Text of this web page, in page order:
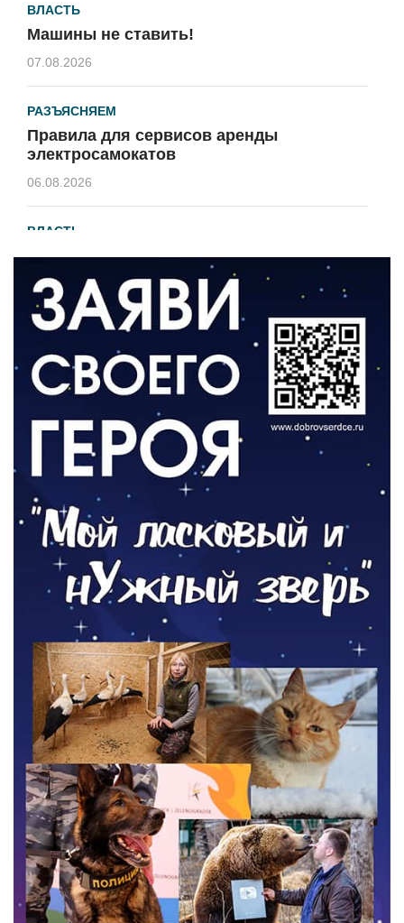
ВЛАСТЬ
Машины не ставить!
07.08.2026
РАЗЪЯСНЯЕМ
Правила для сервисов аренды
электросамокатов
06.08.2026
ВЛАСТЬ
В 2026 году установят 16 станций
водоподготовки в посёлках области
06.08.2026
ВЛАСТЬ
Новый учебный год и готовность к
отопительному сезону
06.08.2026
РАЗЪЯСНЯЕМ
Где хранить велосипед?
06.08.2026